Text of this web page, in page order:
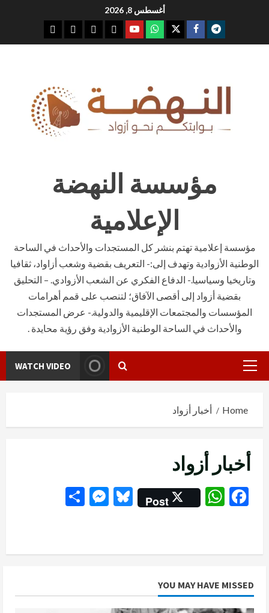
أغسطس 8, 2026
telegram
facebook
x
whatsap
youtube
مؤسسة النهضة
الإعلامية
مؤسسة إعلامية تهتم بنشر كل المستجدات والأحداث في الساحة
الوطنية الأزوادية وتهدف إلى:- التعريف بقضية وشعب أزاواد، ثقافيا
وتاريخيا وسياسيا.- الدفاع الفكري عن الشعب الأزوادي. – التحليق
بقضية أزواد إلى أقصى الآفاق؛ لتنصب على قمم أهرامات
المؤسسات والمجتمعات الإقليمية والدولية.- عرض المستجدات
والأحداث في الساحة الوطنية الأزوادية وفق رؤية محايدة .
Primary
WATCH VIDEO
Home أخبار أزواد
أخبار أزواد
Facebook
WhatsApp
Post
Bluesky
YOU MAY HAVE MISSED